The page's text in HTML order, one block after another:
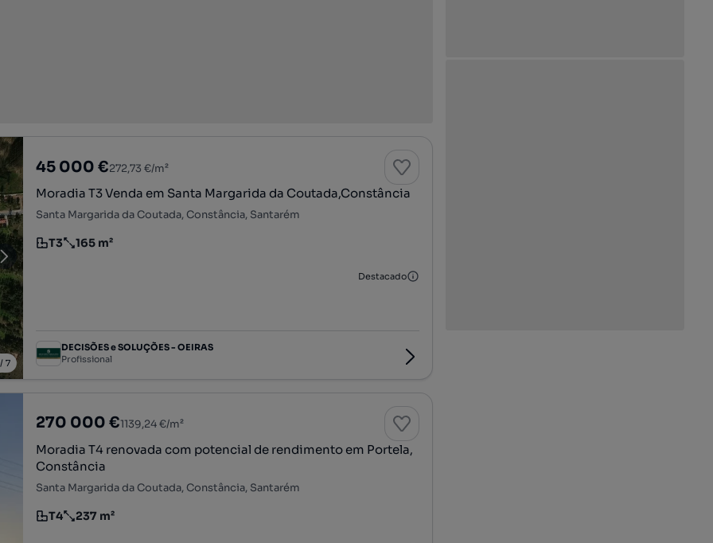
7
45 000 €272,73 €/m²
Moradia T3 Venda em Santa Margarida da Coutada,Constância
Santa Margarida da Coutada, Constância, Santarém
Tipologia
T3
Preço por metro quadrado
165 m²
Destacado
DECISÕES e SOLUÇÕES - OEIRAS
Profissional
270 000 €1139,24 €/m²
Moradia T4 renovada com potencial de rendimento em Portela,
Constância
Santa Margarida da Coutada, Constância, Santarém
Tipologia
T4
Preço por metro quadrado
237 m²